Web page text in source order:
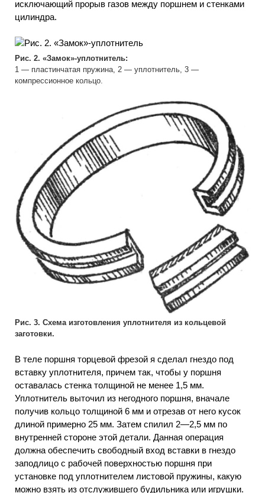
исключающий прорыв газов между поршнем и стенками
цилиндра.
Рис. 2. «Замок»-уплотнитель:
1 — пластинчатая пружина, 2 — уплотнитель, 3 —
компрессионное кольцо.
Рис. 3. Схема изготовления уплотнителя из кольцевой
заготовки.
В теле поршня торцевой фрезой я сделал гнездо под
вставку уплотнителя, причем так, чтобы у поршня
оставалась стенка толщиной не менее 1,5 мм.
Уплотнитель выточил из негодного поршня, вначале
получив кольцо толщиной 6 мм и отрезав от него кусок
длиной примерно 25 мм. Затем спилил 2—2,5 мм по
внутренней стороне этой детали. Данная операция
должна обеспечить свободный вход вставки в гнездо
заподлицо с рабочей поверхностью поршня при
установке под уплотнителем листовой пружины, какую
можно взять из отслужившего будильника или игрушки.